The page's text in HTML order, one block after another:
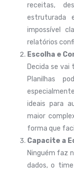
receitas,
estruturada
impossível
relatórios
Escolha e
Decida se vai
Planilhas
ideais para
maior
forma que
Capacite a
Ninguém faz
dados, o